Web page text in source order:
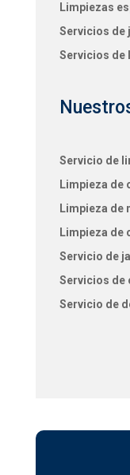
Limpiezas
Servicios de
Servicios de
Servicio de
Limpieza de
Limpieza de
Limpieza de
Servicio de
Servicios de
Servicio de